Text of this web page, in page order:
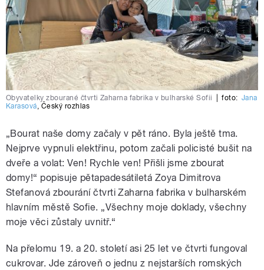
Obyvatelky zbourané čtvrti Zaharna fabrika v bulharské Sofii foto: Jana
Karasová, Český rozhlas
„Bourat naše domy začaly v pět ráno. Byla ještě tma.
Nejprve vypnuli elektřinu, potom začali policisté bušit na
dveře a volat: Ven! Rychle ven! Přišli jsme zbourat
domy!“ popisuje pětapadesátiletá Zoya Dimitrova
Stefanová zbourání čtvrti Zaharna fabrika v bulharském
hlavním městě Sofie. „Všechny moje doklady, všechny
moje věci zůstaly uvnitř.“
Na přelomu 19. a 20. století asi 25 let ve čtvrti fungoval
cukrovar. Jde zároveň o jednu z nejstarších romských